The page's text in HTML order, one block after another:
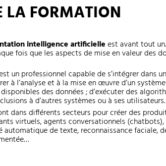
LA FORMATION
intelligence artificielleest avant tout
fois que les aspects de mise en valeur des
un professionnel capable de s’intégrer dans
à l’analyse et à la mise en œuvre d’un
des données ; d’exécuter des
à d’autres systèmes ou à ses utilisateurs.
dans différents secteurs pour créer des
virtuels, agents conversationnels
de texte, reconnaissance faciale,